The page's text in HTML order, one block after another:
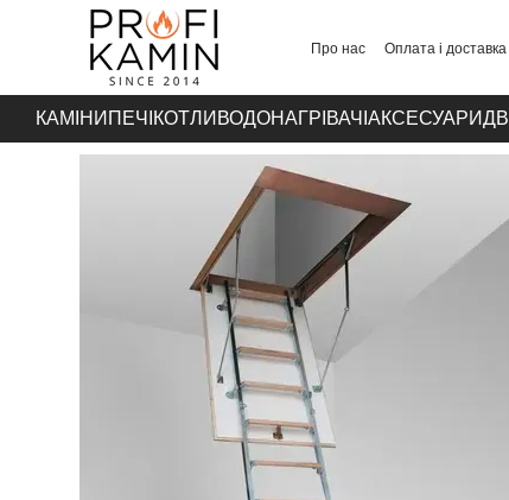
Перейти до основного контенту
Про нас Оплата і доставка
КАМІНИ ПЕЧІ КОТЛИ ВОДОНАГРІВАЧІ АКСЕСУАРИ